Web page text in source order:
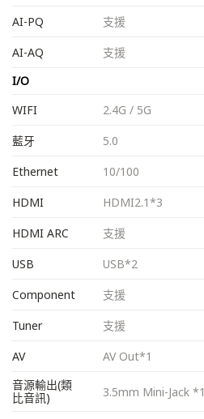
AI-PQ
支援
AI-AQ
支援
I/O
WIFI
2.4G / 5G
藍牙
5.0
Ethernet
10/100
HDMI
HDMI2.1*3
HDMI ARC
支援
USB
USB*2
Component
支援
Tuner
支援
AV
AV Out*1
音源輸出(類
比音訊)
3.5mm Mini-Jack *1